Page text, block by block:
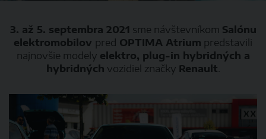
3. až 5. septembra 2021 sme návštevníkom Salónu
elektromobilov pred OPTIMA Atrium predstavili
najnovšie modely elektro, plug-in hybridných a
hybridných vozidiel značky Renault